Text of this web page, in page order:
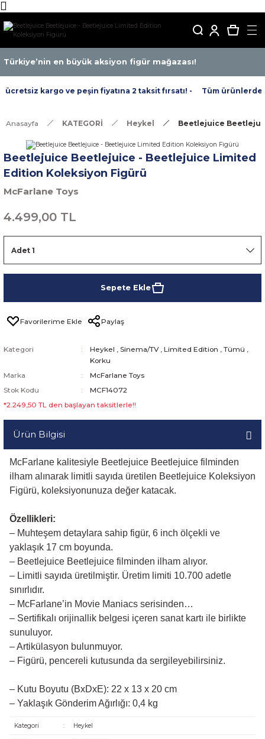
Türkiye’nin en büyük aksiyon figür mağazası!
kargo ve peşin fiyatına 2 taksit fırsatı! - Tüm ürünlerde
Anasayfa KATEGORİ Heykel Beetlejuice
Beetlejuice Beetlejuice - Beetlejuice Limited
Edition Koleksiyon Figürü
McFarlane Toys
4.499,00 TL
Sepete Ekle
Paylaş
Kategori Heykel , Sinema/TV , Limited Edition , Tümü ,
Korku
Marka
McFarlane Toys
Stok Kodu
MCF14072
*2.249,50 TL den başlayan taksitlerle!!
Ürün Bilgisi
McFarlane kalitesiyle Beetlejuice Beetlejuice filminden
ilham alınarak limitli sayıda üretilen Beetlejuice Koleksiyon
Figürü, koleksiyonunuza değer katacak.
Özellikleri:
– Muhteşem detaylara sahip figür, 6 inch ölçekli ve
yaklaşık 17 cm boyunda.
– Beetlejuice Beetlejuice filminden ilham alıyor.
– Limitli sayıda üretilmiştir. Üretim limiti 10.700 adetle
sınırlıdır.
– McFarlane’in Movie Maniacs serisinden…
– Sertifikalı orijinallik belgesi içeren sanat kartı ile birlikte
sunuluyor.
– Artikülasyon bulunmuyor.
– Figürü, pencereli kutusunda da sergileyebilirsiniz.
– Kutu Boyutu (BxDxE): 22 x 13 x 20 cm
– Yaklaşık Gönderim Ağırlığı: 0,4 kg
Kategori : Heykel